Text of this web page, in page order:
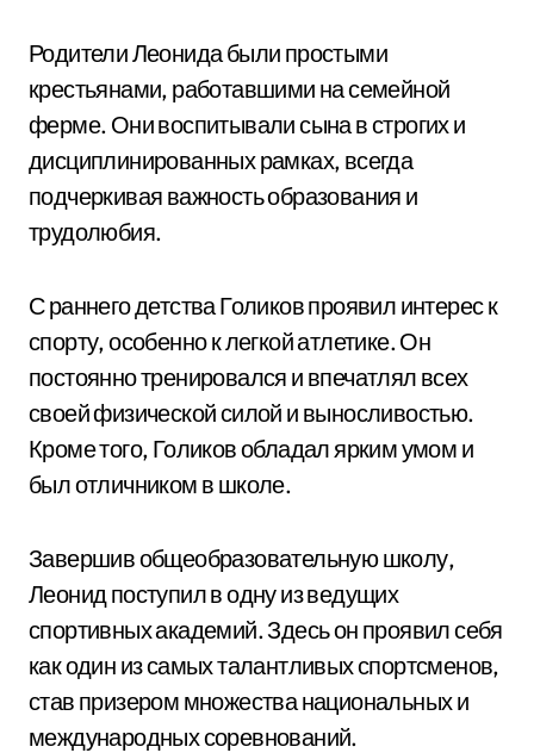
Родители Леонида были простыми
крестьянами, работавшими на семейной
ферме. Они воспитывали сына в строгих и
дисциплинированных рамках, всегда
подчеркивая важность образования и
трудолюбия.
С раннего детства Голиков проявил интерес к
спорту, особенно к легкой атлетике. Он
постоянно тренировался и впечатлял всех
своей физической силой и выносливостью.
Кроме того, Голиков обладал ярким умом и
был отличником в школе.
Завершив общеобразовательную школу,
Леонид поступил в одну из ведущих
спортивных академий. Здесь он проявил себя
как один из самых талантливых спортсменов,
став призером множества национальных и
международных соревнований.